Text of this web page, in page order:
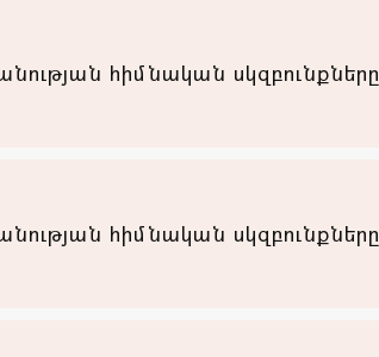
հիմնական սկզբունքները
հիմնական սկզբունքները